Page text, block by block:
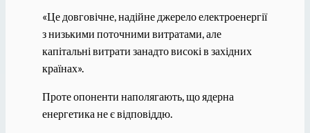
«Це довговічне, надійне джерело електроенергії
з низькими поточними витратами, але
капітальні витрати занадто високі в західних
країнах».
Проте опоненти наполягають, що ядерна
енергетика не є відповіддю.